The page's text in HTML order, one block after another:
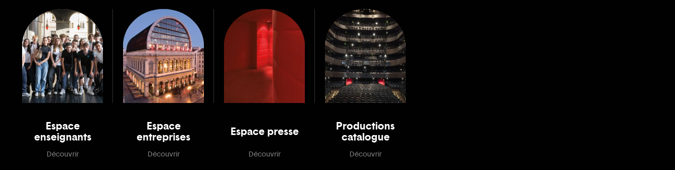
Espace
enseignants
Découvrir
Espace
entreprises
Découvrir
Espace presse
Découvrir
Productions
catalogue
Découvrir